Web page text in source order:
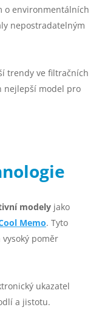
o environmentálních
nepostradatelným
trendy ve filtračních
nejlepší model pro
modely jako
Memo. Tyto
poměr
ukazatel
a jistotu.